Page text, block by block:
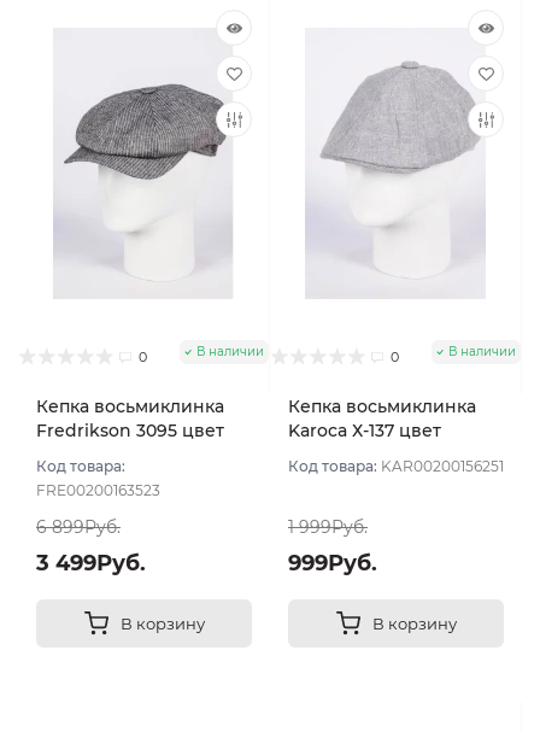
0 В наличии
Кепка восьмиклинка
Fredrikson 3095 цвет
Код товара:
FRE00200163523
6 899Руб.
3 499Руб.
В корзину
0 В наличии
Кепка восьмиклинка
Karoca Х-137 цвет
55
Код товара: KAR00200156251
1 999Руб.
999Руб.
В корзину